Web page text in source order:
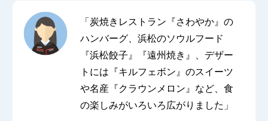
「炭焼きレストラン『さわやか』の
ハンバーグ、浜松のソウルフード
『浜松餃子』『遠州焼き』、デザー
トには『キルフェボン』のスイーツ
や名産『クラウンメロン』など、食
の楽しみがいろいろ広がりました」